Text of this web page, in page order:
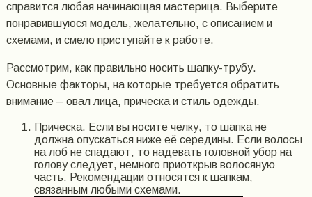
справится любая начинающая мастерица. Выберите
понравившуюся модель, желательно, с описанием и
схемами, и смело приступайте к работе.
Рассмотрим, как правильно носить шапку-трубу.
Основные факторы, на которые требуется обратить
внимание – овал лица, прическа и стиль одежды.
Прическа. Если вы носите челку, то шапка не
должна опускаться ниже её середины. Если волосы
на лоб не спадают, то надевать головной убор на
голову следует, немного приоткрыв волосяную
часть. Рекомендации относятся к шапкам,
связанным любыми схемами.